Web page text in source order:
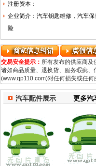
注册资本：
企业简介：汽车钥匙维修，汽车
险
交易安全提示： 所有发布的供应商
诸如商品质量、退换货、服务瑕疵
(www.qp110.com)对任何损失或任
汽车配件展示 更多汽